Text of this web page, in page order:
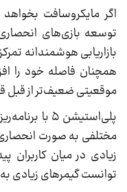
اگر مایکروسافت
توسعه‌ بازی‌های
همچنان فاصله‌ خود را
موقعیتی ضعیف‌تر از قبل
پلی‌استیشن ۵
مختلفی به صورت
توانست گیمرهای زیادی